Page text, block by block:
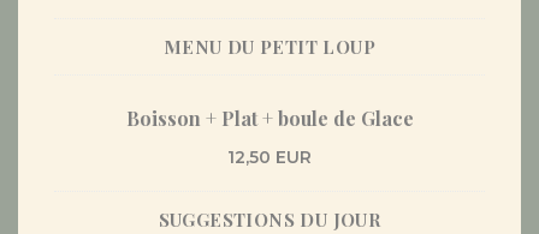
MENU DU PETIT LOUP
Boisson + Plat + boule de Glace
12,50 EUR
SUGGESTIONS DU JOUR